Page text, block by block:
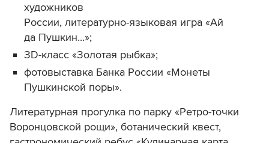
художников
России, литературно-языковая игра «Ай
да Пушкин...»;
ЗD-класс «Золотая рыбка»;
фотовыставка Банка России «Монеты
Пушкинской поры».
Литературная прогулка по парку «Ретро-точки
Воронцовской рощи», ботанический квест,